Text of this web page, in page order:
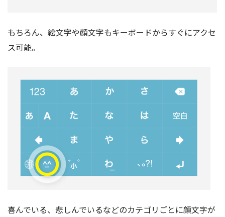
もちろん、絵文字や顔文字もキーボードからすぐにアクセ
ス可能。
喜んでいる、悲しんでいるなどのカテゴリごとに顔文字が